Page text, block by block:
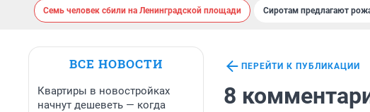
Семь человек сбили на Ленинградской площади Сиротам предлагают
ВСЕ НОВОСТИ
Квартиры в новостройках
начнут дешеветь — когда
ПЕРЕЙТИ К ПУБЛИКАЦИИ
8